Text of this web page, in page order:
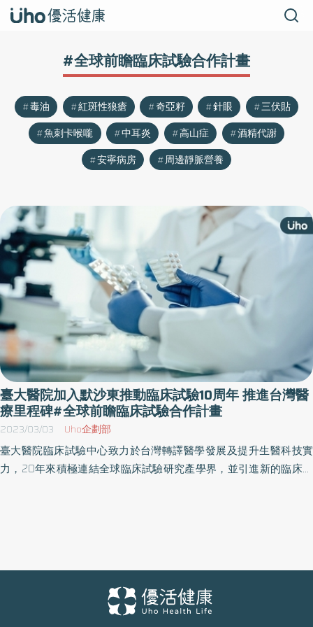
#全球前瞻臨床試驗合作計畫
毒油 紅斑性狼瘡 奇亞籽 針眼
三伏貼
魚刺卡喉嚨
中耳炎 高山症
酒精代謝
安寧病房
周邊靜脈營養
臺大醫院加入默沙東推動臨床試驗10周年 推進台灣醫
療里程碑#全球前瞻臨床試驗合作計畫
2023/03/03 Uho企劃部
臺大醫院臨床試驗中心致力於台灣轉譯醫學發展及提升生醫科技實
力，20年來積極連結全球臨床試驗研究產學界，並引進新的臨床治
技術，期許在2027年前達成每年幫助百萬名民眾醫療需求的目標。
醫療突破提升台灣多科腫瘤患者整體存活率 1994年臺大醫院與默沙